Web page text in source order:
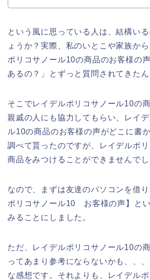
という風に思っている人は、結構い
ょうか？実際、私のいとこや家族か
ポリコサノール10の商品のお客様の
あるの？」とずっと質問されてきたん
そこでレイデルポリコサノール10の
親戚の人にも協力してもらい、レイ
ル10の商品のお客様の声がどこに書
調べて貰ったのですが、レイデルポ
商品をみつけることができませんでし
なので、まずは友達のパソコンを借
ポリコサノール10 お客様の声】と
みることにしました。
ただ、レイデルポリコサノール10の
ってあまり参考にならないかも、、
な感想です。それよりも、レイデル